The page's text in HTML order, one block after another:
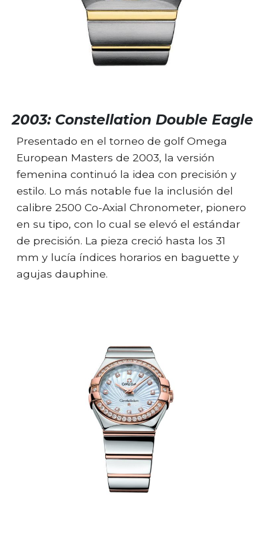
2003: Constellation Double Eagle
Presentado en el torneo de golf Omega
European Masters de 2003, la versión
femenina continuó la idea con precisión y
estilo. Lo más notable fue la inclusión del
calibre 2500 Co-Axial Chronometer, pionero
en su tipo, con lo cual se elevó el estándar
de precisión. La pieza creció hasta los 31
mm y lucía índices horarios en baguette y
agujas dauphine.